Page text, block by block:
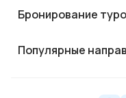
Бронирование
Популярные